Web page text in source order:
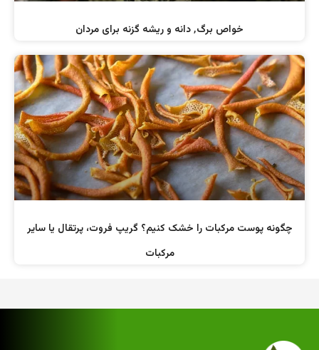
خواص برگ٬‌ دانه و ریشه گزنه برای مردان‌
چگونه پوست مرکبات را خشک کنیم؟ گریپ فروت، پرتقال یا سایر
مرکبات